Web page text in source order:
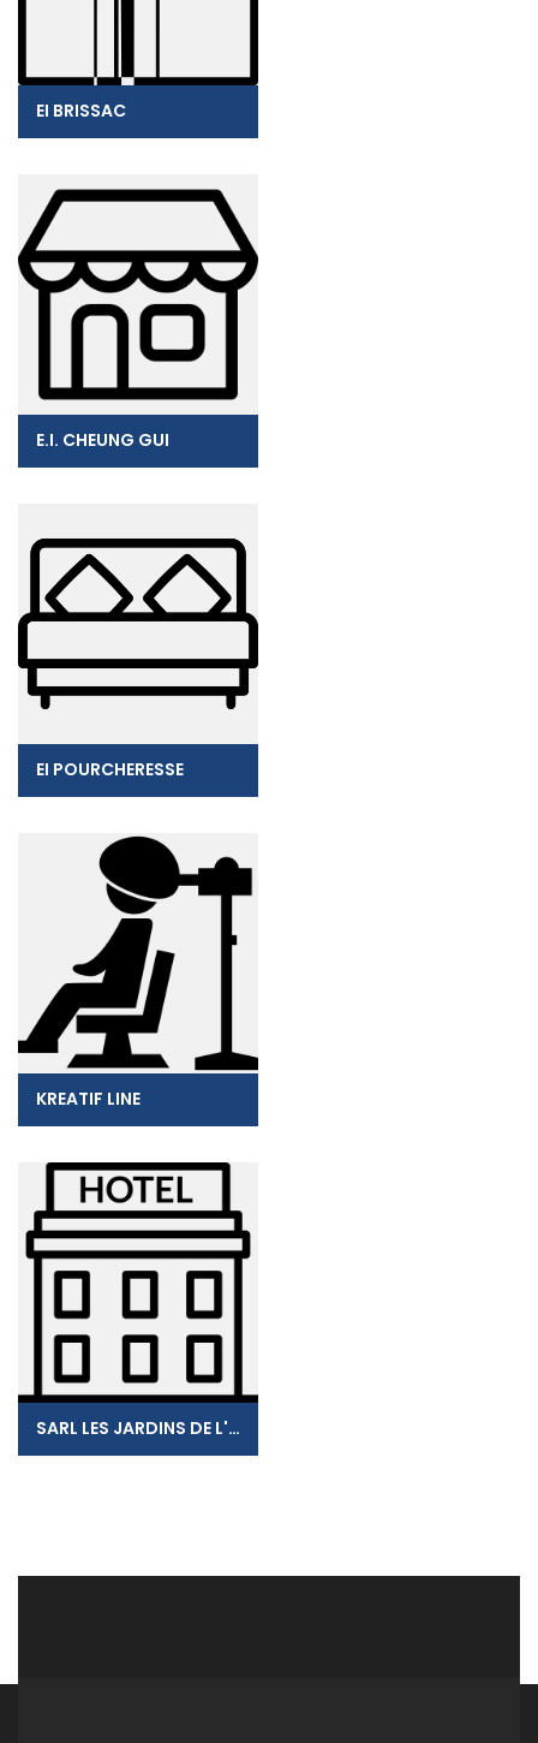
EI BRISSAC
E.I. CHEUNG GUI
EI POURCHERESSE
KREATIF LINE
SARL LES JARDINS DE L'ESPERANCE